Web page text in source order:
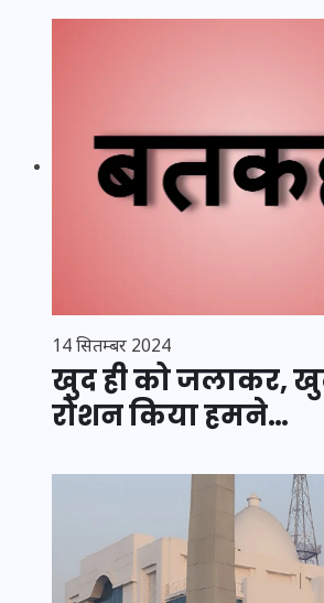
14 सितम्बर 2024
खुद ही को जलाकर,
रोशन किया हमने…